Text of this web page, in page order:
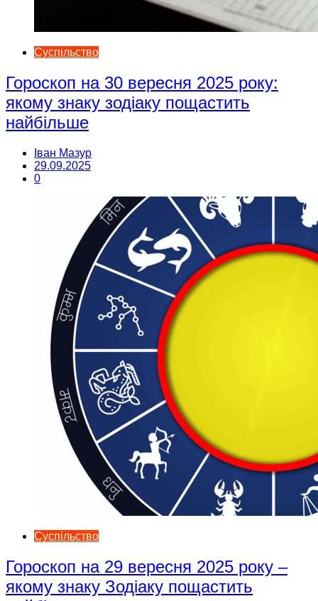
Суспільство
Гороскоп на 30 вересня 2025 року:
якому знаку зодіаку пощастить
найбільше
Іван Мазур
29.09.2025
0
Суспільство
Гороскоп на 29 вересня 2025 року –
якому знаку Зодіаку пощастить